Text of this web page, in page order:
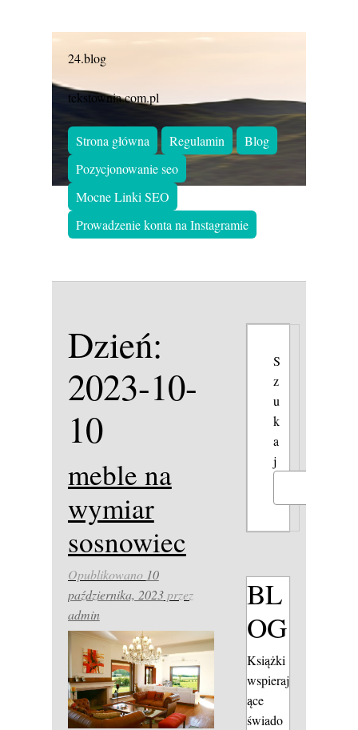
24.blog
tekstownia.com.pl
Strona główna Regulamin
Blog
Pozycjonowanie seo
Mocne Linki SEO
Prowadzenie konta na Instagramie
Dzień:
2023-10-
10
meble na
wymiar
sosnowiec
Opublikowano 10
października, 2023przez
admin
S
z
u
k
a
j
BL
OG
Książki
wspieraj
ące
świado